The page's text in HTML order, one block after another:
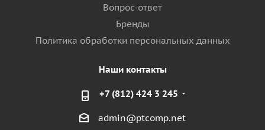
Вопрос-ответ
Бренды
Политика обработки персональных данных
Наши контакты
+7 (812) 424 3 245
admin@ptcomp.net